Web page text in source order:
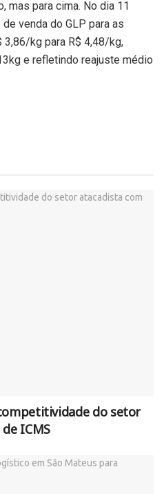
mas para cima. No dia 11
venda do GLP para as
kg para R$ 4,48/kg,
e refletindo reajuste médio
do setor
ICMS